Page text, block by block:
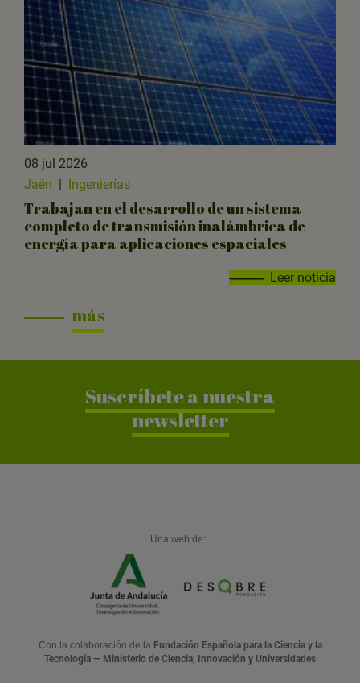
08 jul 2026
Jaén | Ingenierías
Trabajan en el desarrollo de un sistema
completo de transmisión inalámbrica de
energía para aplicaciones espaciales
Leer noticia
más
Suscríbete a nuestra
newsletter
Una web de:
Con la colaboración de la Fundación Española para la Ciencia y la
Tecnología — Ministerio de Ciencia, Innovación y Universidades